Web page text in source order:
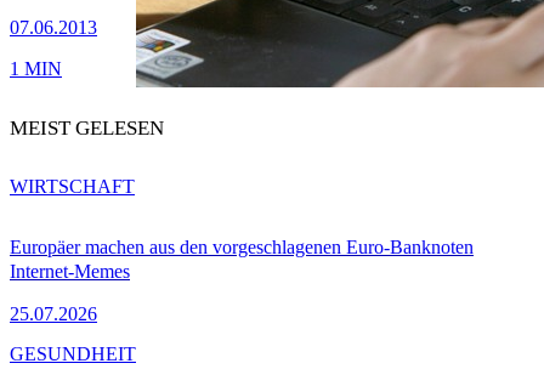
07.06.2013
1 MIN
MEIST GELESEN
Europäer machen aus den vorgeschlagenen Euro-Banknoten
Internet-Memes
25.07.2026
WIRTSCHAFT
GESUNDHEIT